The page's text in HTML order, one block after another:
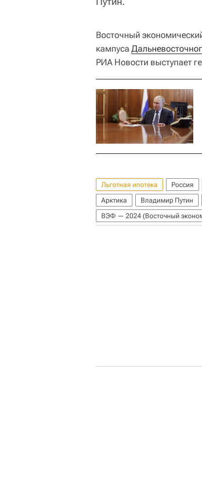
Восточный
кампуса
РИА Новости выступает
Льготная ипотека Россия
Арктика
Владимир Путин
ВЭФ — 2024 (Восточный